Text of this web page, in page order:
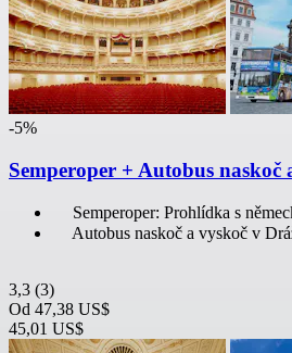
-5%
Semperoper + Autobus
Semperoper: Prohlídka s
Autobus naskoč a vyskoč v
3,3 (3)
Od 47,38 US$
45,01 US$